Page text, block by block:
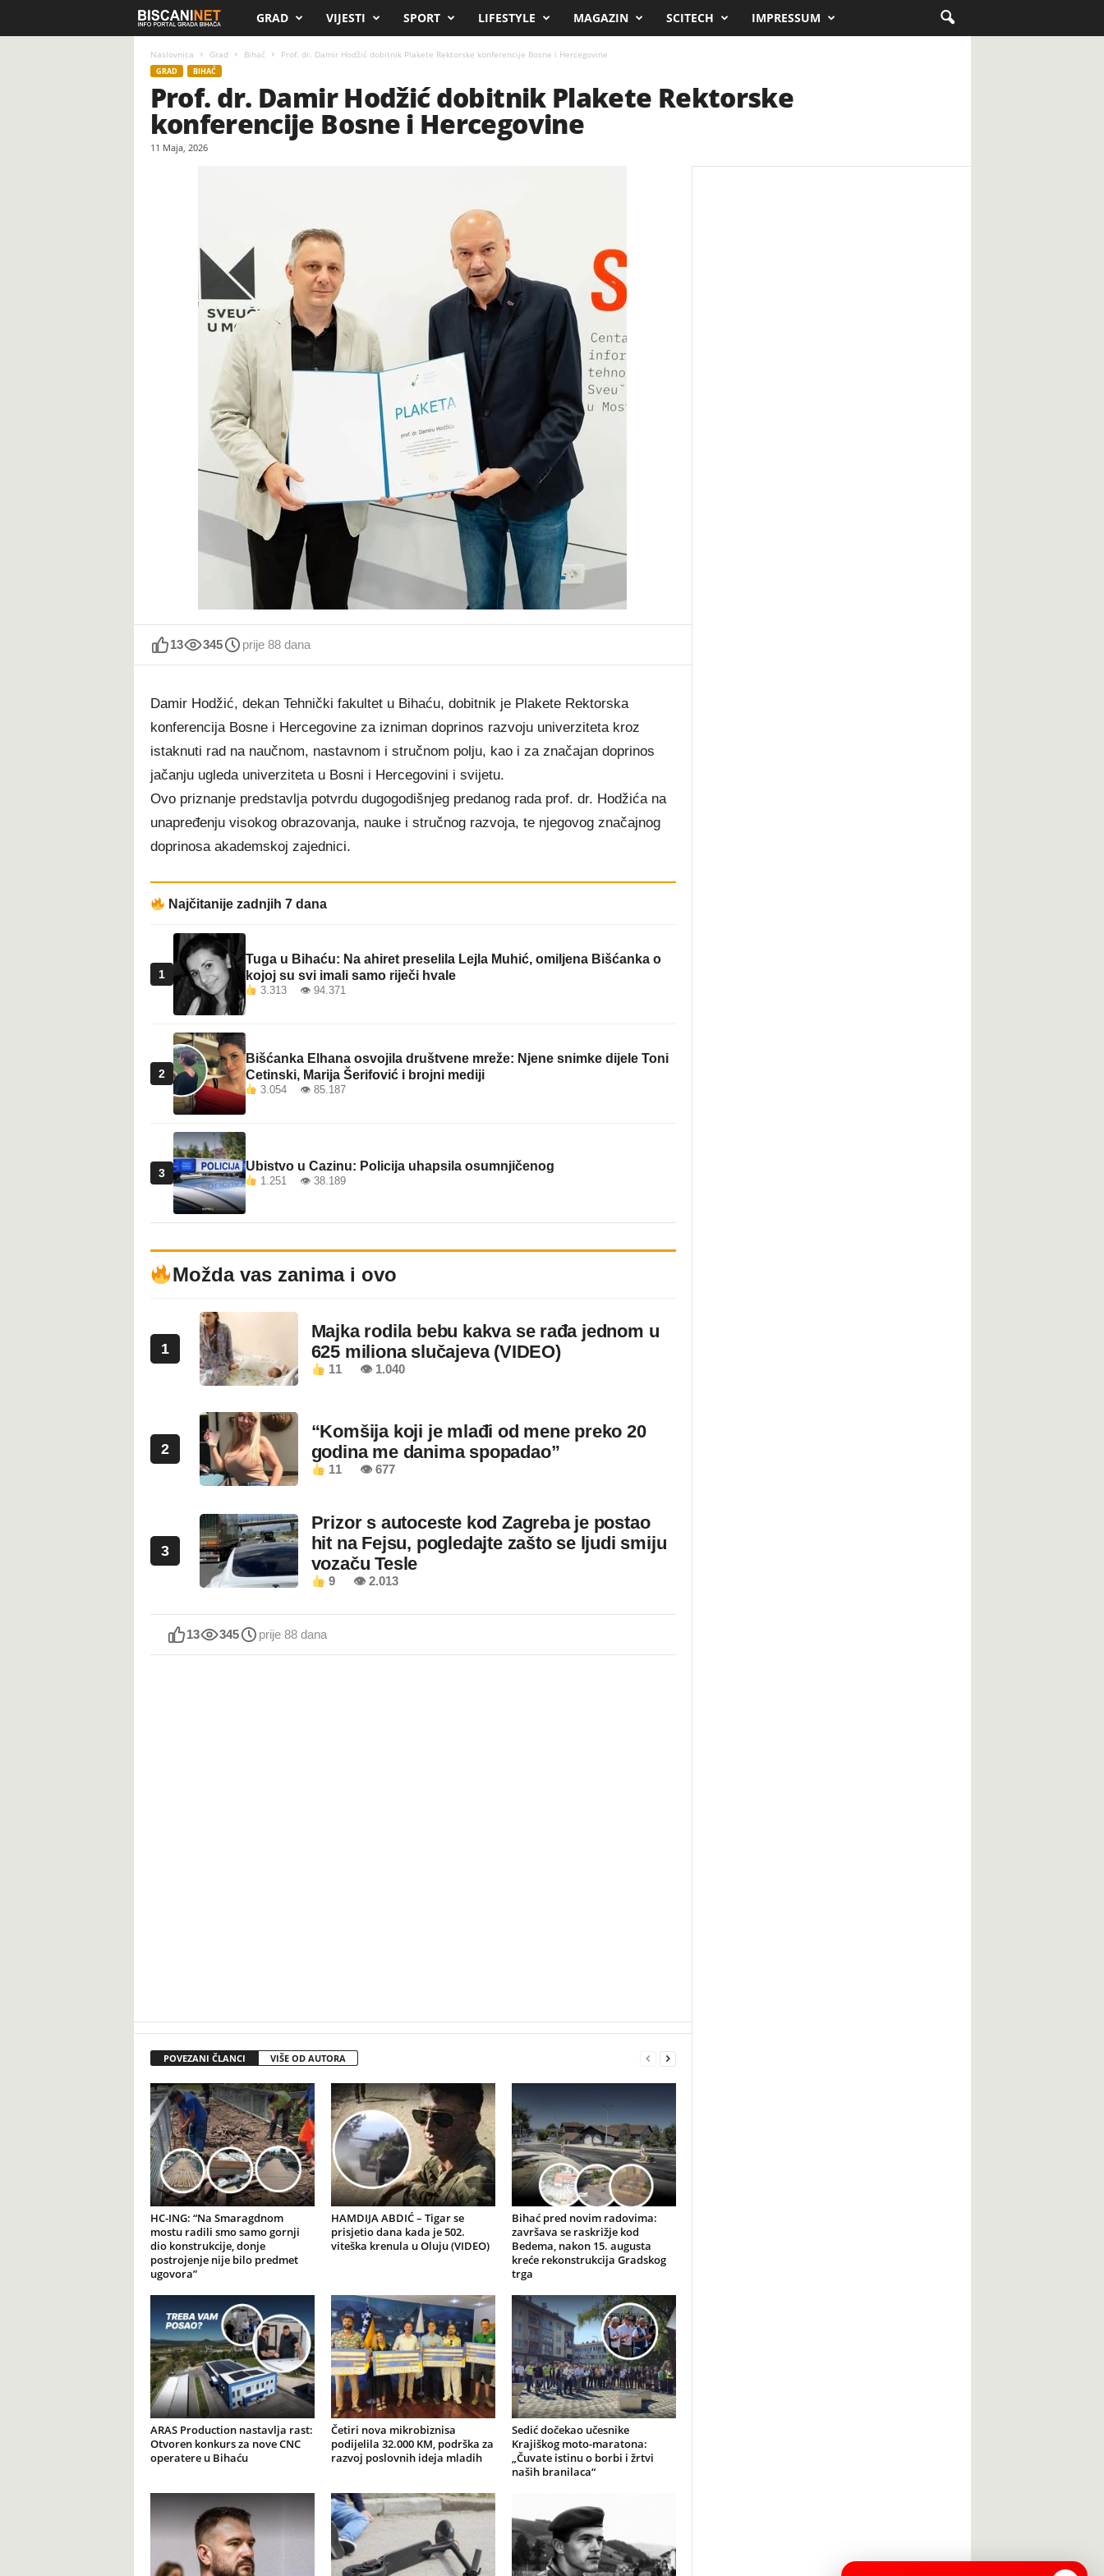
i
c
n
e
GRAD VIJESTI SPORT LIFESTYLE MAGAZIN SCITECH IMPRESSUM
Naslovnica Grad Bihać Prof. dr. Damir Hodžić dobitnik Plakete Rektorske konferencije Bosne i Hercegovine
GRAD BIHAĆ
Prof. dr. Damir Hodžić dobitnik Plakete Rektorske
konferencije Bosne i Hercegovine
11 Maja, 2026
13 345 prije 88 dana
Damir Hodžić, dekan Tehnički fakultet u Bihaću, dobitnik je Plakete Rektorska
konferencija Bosne i Hercegovine za izniman doprinos razvoju univerziteta kroz
istaknuti rad na naučnom, nastavnom i stručnom polju, kao i za značajan doprinos
jačanju ugleda univerziteta u Bosni i Hercegovini i svijetu.
Ovo priznanje predstavlja potvrdu dugogodišnjeg predanog rada prof. dr. Hodžića na
unapređenju visokog obrazovanja, nauke i stručnog razvoja, te njegovog značajnog
doprinosa akademskoj zajednici.
Najčitanije zadnjih 7 dana
1
Tuga u Bihaću: Na ahiret preselila Lejla Muhić, omiljena Bišćanka o
kojoj su svi imali samo riječi hvale
3.313 👁 94.371
2
Bišćanka Elhana osvojila društvene mreže: Njene snimke dijele Toni
Cetinski, Marija Šerifović i brojni mediji
3.054 👁 85.187
3 Ubistvo u Cazinu: Policija uhapsila osumnjičenog
1.251 👁 38.189
Možda vas zanima i ovo
1
Majka rodila bebu kakva se rađa jednom u
625 miliona slučajeva (VIDEO)
11 👁 1.040
2
“Komšija koji je mlađi od mene preko 20
godina me danima spopadao”
11 👁 677
3
Prizor s autoceste kod Zagreba je postao
hit na Fejsu, pogledajte zašto se ljudi smiju
vozaču Tesle
9 👁 2.013
13 345 prije 88 dana
POVEZANI ČLANCI VIŠE OD AUTORA
HC-ING: “Na Smaragdnom
mostu radili smo samo gornji
dio konstrukcije, donje
postrojenje nije bilo predmet
ugovora”
HAMDIJA ABDIĆ – Tigar se
prisjetio dana kada je 502.
viteška krenula u Oluju (VIDEO)
Bihać pred novim radovima:
završava se raskrižje kod
Bedema, nakon 15. augusta
kreće rekonstrukcija Gradskog
trga
ARAS Production nastavlja rast:
Otvoren konkurs za nove CNC
operatere u Bihaću
Četiri nova mikrobiznisa
podijelila 32.000 KM, podrška za
razvoj poslovnih ideja mladih
Sedić dočekao učesnike
Krajiškog moto-maratona:
„Čuvate istinu o borbi i žrtvi
naših branilaca“